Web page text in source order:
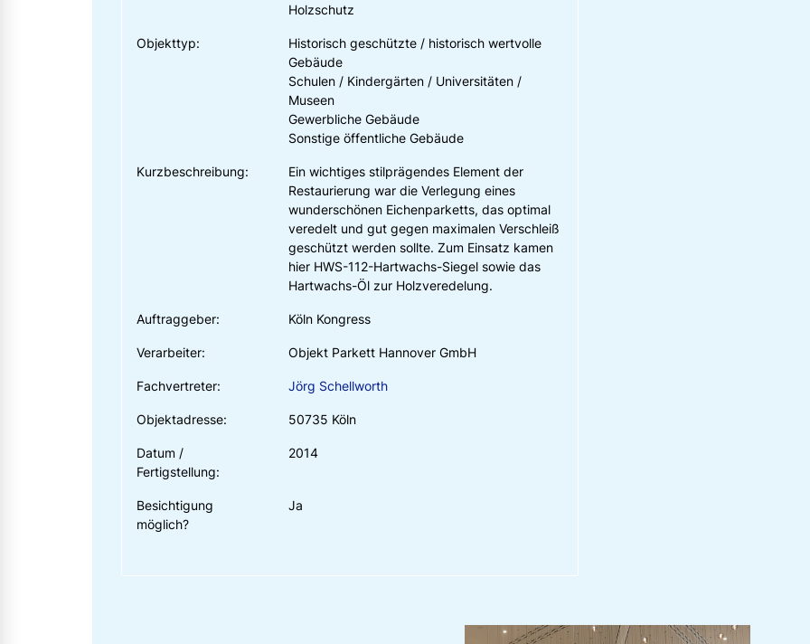
Holzschutz
Objekttyp:
Historisch geschützte / historisch wertvolle
Gebäude
Schulen / Kindergärten / Universitäten /
Museen
Gewerbliche Gebäude
Sonstige öffentliche Gebäude
Kurzbeschreibung:
Ein wichtiges stilprägendes Element der
Restaurierung war die Verlegung eines
wunderschönen Eichenparketts, das optimal
veredelt und gut gegen maximalen Verschleiß
geschützt werden sollte. Zum Einsatz kamen
hier HWS-112-Hartwachs-Siegel sowie das
Hartwachs-Öl zur Holzveredelung.
Auftraggeber: Köln Kongress
Verarbeiter: Objekt Parkett Hannover GmbH
Fachvertreter: Jörg Schellworth
Objektadresse: 50735 Köln
Datum /
Fertigstellung:
2014
Besichtigung
möglich?
Ja